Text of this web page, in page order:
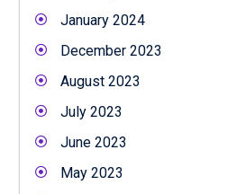
January 2024
December 2023
August 2023
July 2023
June 2023
May 2023